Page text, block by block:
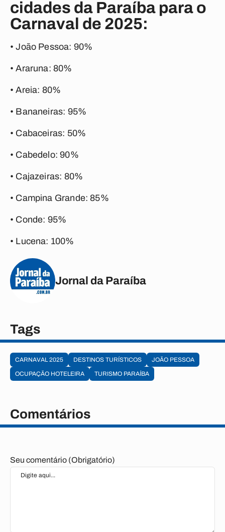
cidades da Paraíba para o
Carnaval de 2025:
• João Pessoa: 90%
• Araruna: 80%
• Areia: 80%
• Bananeiras: 95%
• Cabaceiras: 50%
• Cabedelo: 90%
• Cajazeiras: 80%
• Campina Grande: 85%
• Conde: 95%
• Lucena: 100%
Jornal da Paraíba
Tags
CARNAVAL 2025 DESTINOS TURÍSTICOS
JOÃO PESSOA
OCUPAÇÃO HOTELEIRA
TURISMO PARAÍBA
Comentários
Seu comentário (Obrigatório)